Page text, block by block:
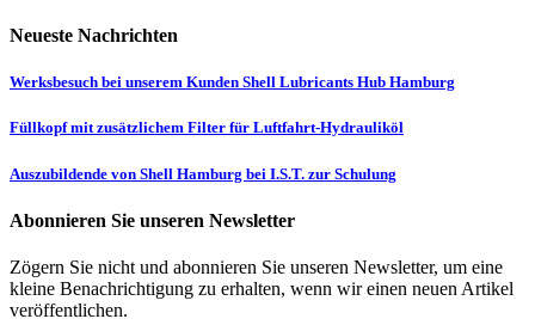
Neueste Nachrichten
Werksbesuch bei unserem Kunden Shell Lubricants Hub Hamburg
Füllkopf mit zusätzlichem Filter für Luftfahrt-Hydrauliköl
Auszubildende von Shell Hamburg bei I.S.T. zur Schulung
Abonnieren Sie unseren Newsletter
Zögern Sie nicht und abonnieren Sie unseren Newsletter, um eine
kleine Benachrichtigung zu erhalten, wenn wir einen neuen Artikel
veröffentlichen.